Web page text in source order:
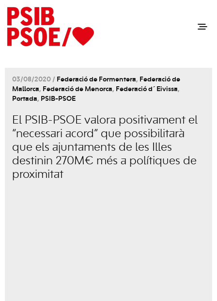
03/08/2020 / Federació de Formentera, Federació de
Mallorca, Federació de Menorca, Federació d´Eivissa,
Portada, PSIB-PSOE
El PSIB-PSOE valora positivament el
“necessari acord” que possibilitarà
que els ajuntaments de les Illes
destinin 270M€ més a polítiques de
proximitat